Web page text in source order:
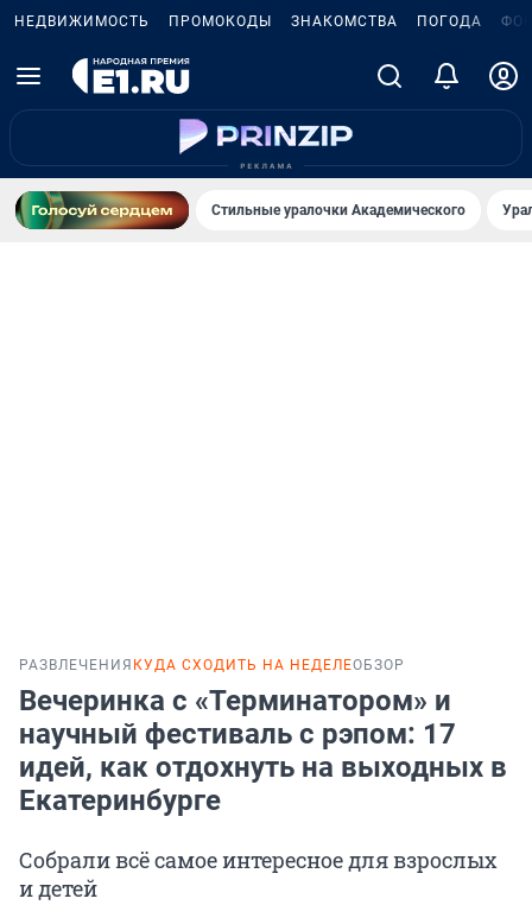
НЕДВИЖИМОСТЬ ПРОМОКОДЫ ЗНАКОМСТВА ПОГОДА
Стильные уралочки Академического
РАЗВЛЕЧЕНИЯ КУДА СХОДИТЬ НА НЕДЕЛЕОБЗОР
Вечеринка с «Терминатором» и
научный фестиваль с рэпом: 17
идей, как отдохнуть на выходных в
Екатеринбурге
Собрали всё самое интересное для взрослых
и детей